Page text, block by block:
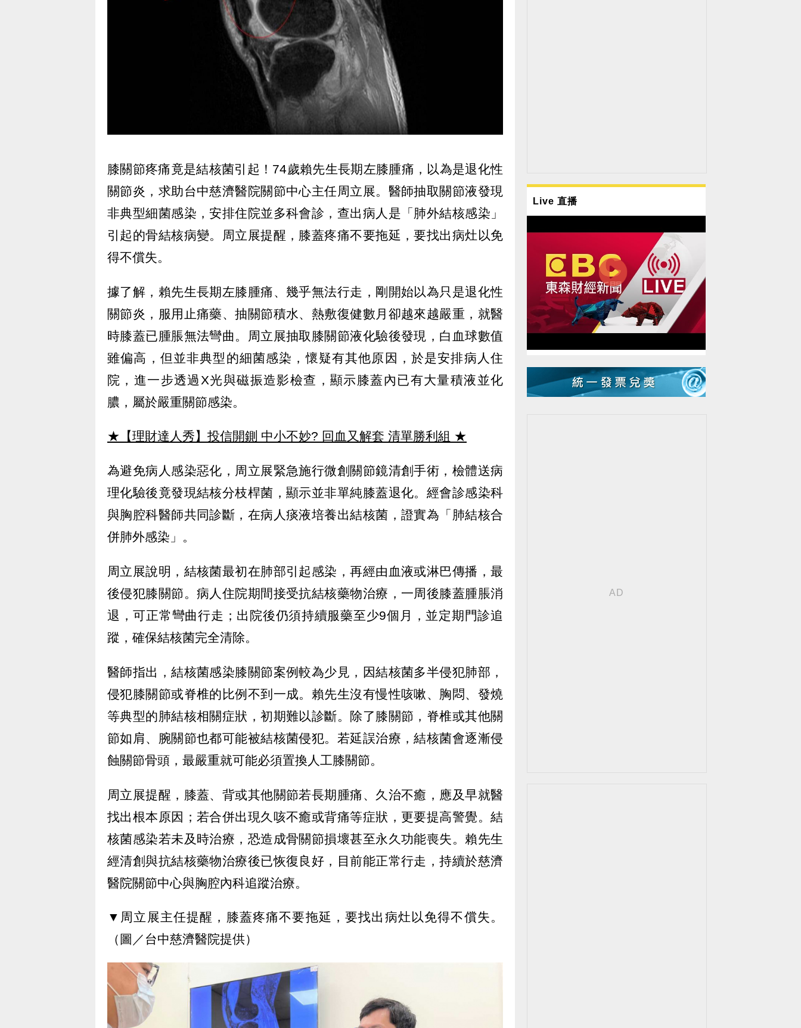
膝關節疼痛竟是結核菌引起！74歲賴先生長期左膝腫痛，以為是退化性
關節炎，求助台中慈濟醫院關節中心主任周立展。醫師抽取關節液發現
非典型細菌感染，安排住院並多科會診，查出病人是「肺外結核感染」
引起的骨結核病變。周立展提醒，膝蓋疼痛不要拖延，要找出病灶以免
得不償失。
據了解，賴先生長期左膝腫痛、幾乎無法行走，剛開始以為只是退化性
關節炎，服用止痛藥、抽關節積水、熱敷復健數月卻越來越嚴重，就醫
時膝蓋已腫脹無法彎曲。周立展抽取膝關節液化驗後發現，白血球數值
雖偏高，但並非典型的細菌感染，懷疑有其他原因，於是安排病人住
院，進一步透過X光與磁振造影檢查，顯示膝蓋內已有大量積液並化
膿，屬於嚴重關節感染。
★【理財達人秀】投信開鍘 中小不妙? 回血又解套 清單勝利組 ★
為避免病人感染惡化，周立展緊急施行微創關節鏡清創手術，檢體送病
理化驗後竟發現結核分枝桿菌，顯示並非單純膝蓋退化。經會診感染科
與胸腔科醫師共同診斷，在病人痰液培養出結核菌，證實為「肺結核合
併肺外感染」。
周立展說明，結核菌最初在肺部引起感染，再經由血液或淋巴傳播，最
後侵犯膝關節。病人住院期間接受抗結核藥物治療，一周後膝蓋腫脹消
退，可正常彎曲行走；出院後仍須持續服藥至少9個月，並定期門診追
蹤，確保結核菌完全清除。
醫師指出，結核菌感染膝關節案例較為少見，因結核菌多半侵犯肺部，
侵犯膝關節或脊椎的比例不到一成。賴先生沒有慢性咳嗽、胸悶、發燒
等典型的肺結核相關症狀，初期難以診斷。除了膝關節，脊椎或其他關
節如肩、腕關節也都可能被結核菌侵犯。若延誤治療，結核菌會逐漸侵
蝕關節骨頭，最嚴重就可能必須置換人工膝關節。
周立展提醒，膝蓋、背或其他關節若長期腫痛、久治不癒，應及早就醫
找出根本原因；若合併出現久咳不癒或背痛等症狀，更要提高警覺。結
核菌感染若未及時治療，恐造成骨關節損壞甚至永久功能喪失。賴先生
經清創與抗結核藥物治療後已恢復良好，目前能正常行走，持續於慈濟
醫院關節中心與胸腔內科追蹤治療。
▼周立展主任提醒，膝蓋疼痛不要拖延，要找出病灶以免得不償失。
（圖／台中慈濟醫院提供）
Live 直播